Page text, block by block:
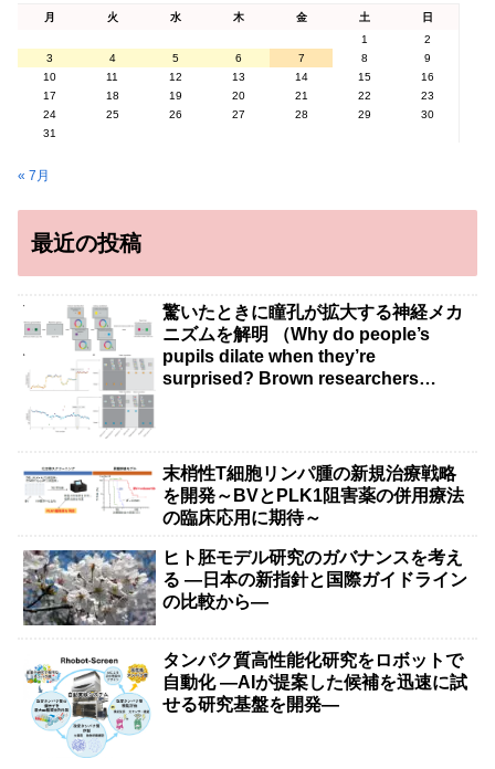
月 火 水 木 金 土
日
1
2
3
4 5 6 7 8
9
10
11 12 13 14 15
16
17
18 19 20 21 22
23
24
25 26 27 28 29
30
31
« 7月
最近の投稿
驚いたときに瞳孔が拡大する神経メカ
ニズムを解明 （Why do people’s
pupils dilate when they’re
surprised? Brown researchers
末梢性T細胞リンパ腫の新規治療戦略
を開発～BVとPLK1阻害薬の併用療法
の臨床応用に期待～
ヒト胚モデル研究のガバナンスを考え
る ―日本の新指針と国際ガイドライン
の比較から―
タンパク質高性能化研究をロボットで
自動化 ―AIが提案した候補を迅速に試
せる研究基盤を開発―